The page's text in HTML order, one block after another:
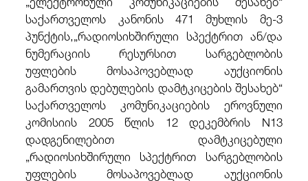
საქართველოს კანონის 471 მუხლის მე-3
პუნქტის,„რადიოსიხშირული სპექტრით ან/და
ნუმერაციის რესურსით სარგებლობის
უფლების მოსაპოვებლად აუქციონის
გამართვის დებულების დამტკიცების შესახებ“
საქართველოს კომუნიკაციების ეროვნული
კომისიის 2005 წლის 12 დეკემბრის N13
დადგენილებით დამტკიცებული
„რადიოსიხშირული სპექტრით სარგებლობის
უფლების მოსაპოვებლად აუქციონის